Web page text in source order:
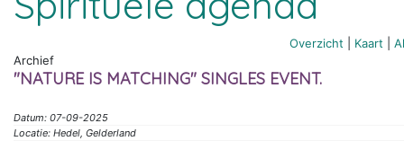
Overzicht Kaart
Archief
"NATURE IS MATCHING" SINGLES EVENT.
Datum: 07-09-2025
Locatie: Hedel, Gelderland